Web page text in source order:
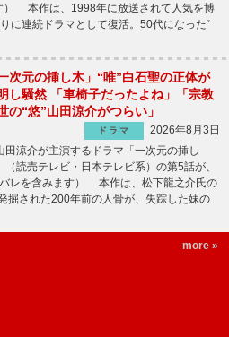
） 本作は、1998年に放送されて人気を博
に連続ドラマとして復活。50代になった“
一次元の挿し木」“唯”白石聖の正体が
し騒然 「車椅子だったよね」「宗教
の“悠”山田涼介がつらい」
ドラマ
2026年8月3日
涼介が主演するドラマ「一次元の挿し
（読売テレビ・日本テレビ系）の第5話が、
レを含みます） 本作は、松下龍之介氏の
掘された200年前の人骨が、失踪した妹の
more »